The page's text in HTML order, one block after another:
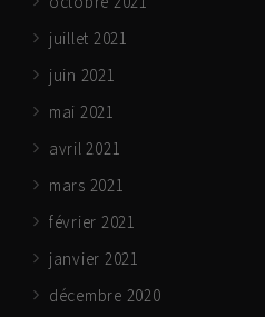
juillet 2021
juin 2021
mai 2021
avril 2021
mars 2021
février 2021
janvier 2021
décembre 2020